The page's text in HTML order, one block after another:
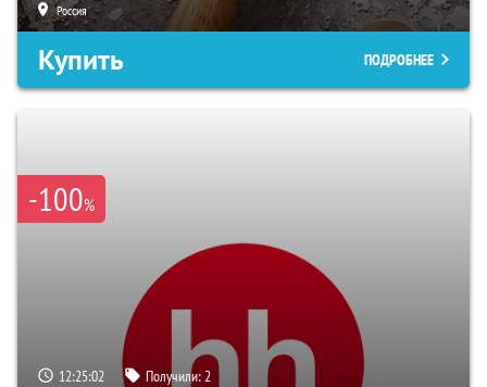
Россия
Купить ПОДРОБНЕЕ
-100%
12:25:01 Получили:2